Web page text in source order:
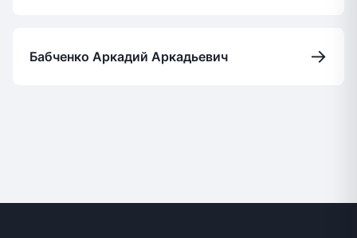
Бабченко Аркадий Аркадьевич →